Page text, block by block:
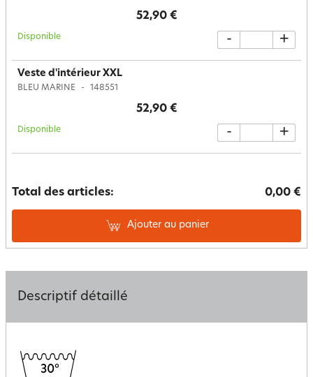
52,90 €
Disponible - +
Veste d'intérieur XXL
BLEU MARINE 148551
52,90 €
Disponible - +
Total des articles: 0,00 €
Ajouter au panier
Descriptif détaillé